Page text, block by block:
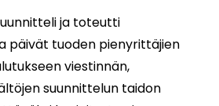
ja toteutti
päivät tuoden pienyrittäjien
viestinnän,
suunnittelun taidon